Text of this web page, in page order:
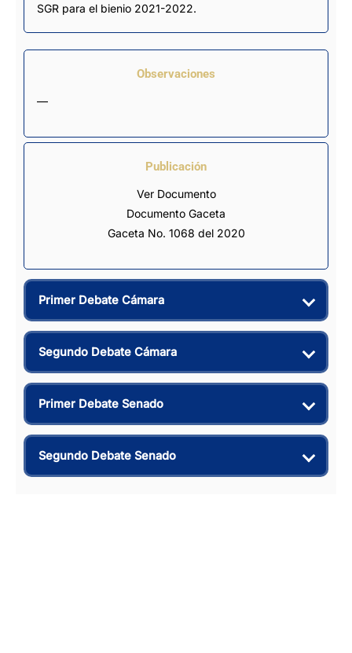
SGR para el bienio 2021-2022.
Observaciones
—
Publicación
Ver Documento
Documento Gaceta
Gaceta No. 1068 del 2020
Primer Debate Cámara
Segundo Debate Cámara
Primer Debate Senado
Segundo Debate Senado